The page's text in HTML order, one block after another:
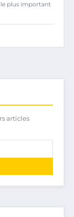
le plus important
articles